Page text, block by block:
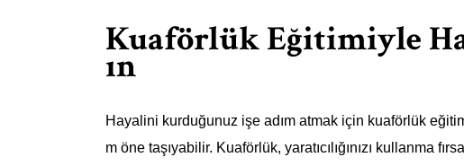
Kuaförlük Eğitimiyle
ın
Hayalini kurduğunuz işe adım atmak için kuaförlük
m öne taşıyabilir. Kuaförlük, yaratıcılığınızı kullanma